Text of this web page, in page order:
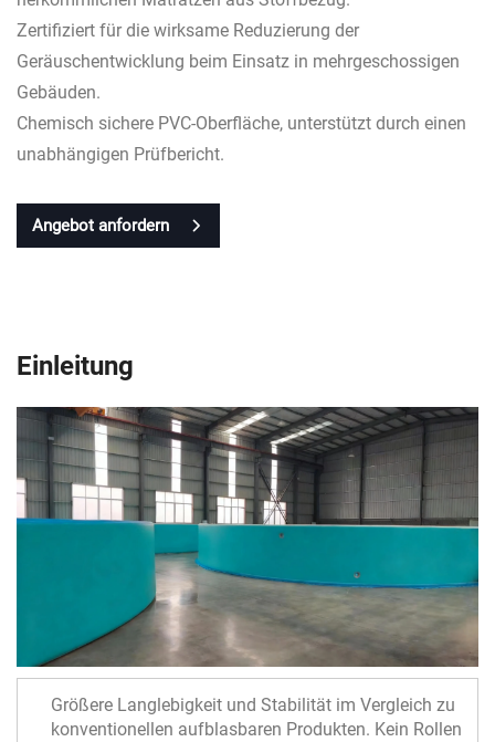
Zertifiziert für die wirksame Reduzierung der
Geräuschentwicklung beim Einsatz in mehrgeschossigen
Gebäuden.
Chemisch sichere PVC-Oberfläche, unterstützt durch einen
unabhängigen Prüfbericht.
Angebot anfordern
Einleitung
Größere Langlebigkeit und Stabilität im Vergleich zu
konventionellen aufblasbaren Produkten. Kein Rollen